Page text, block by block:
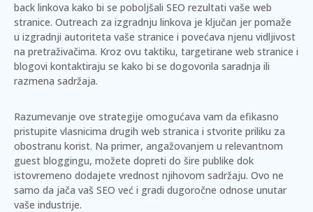
back linkova kako bi se poboljšali SEO rezultati vaše web
stranice. Outreach za izgradnju linkova je ključan jer pomaže
u izgradnji autoriteta vaše stranice i povećava njenu vidljivost
na pretraživačima. Kroz ovu taktiku, targetirane web stranice i
blogovi kontaktiraju se kako bi se dogovorila saradnja ili
razmena sadržaja.
Razumevanje ove strategije omogućava vam da efikasno
pristupite vlasnicima drugih web stranica i stvorite priliku za
obostranu korist. Na primer, angažovanjem u relevantnom
guest bloggingu, možete dopreti do šire publike dok
istovremeno dodajete vrednost njihovom sadržaju. Ovo ne
samo da jača vaš SEO već i gradi dugoročne odnose unutar
vaše industrije.